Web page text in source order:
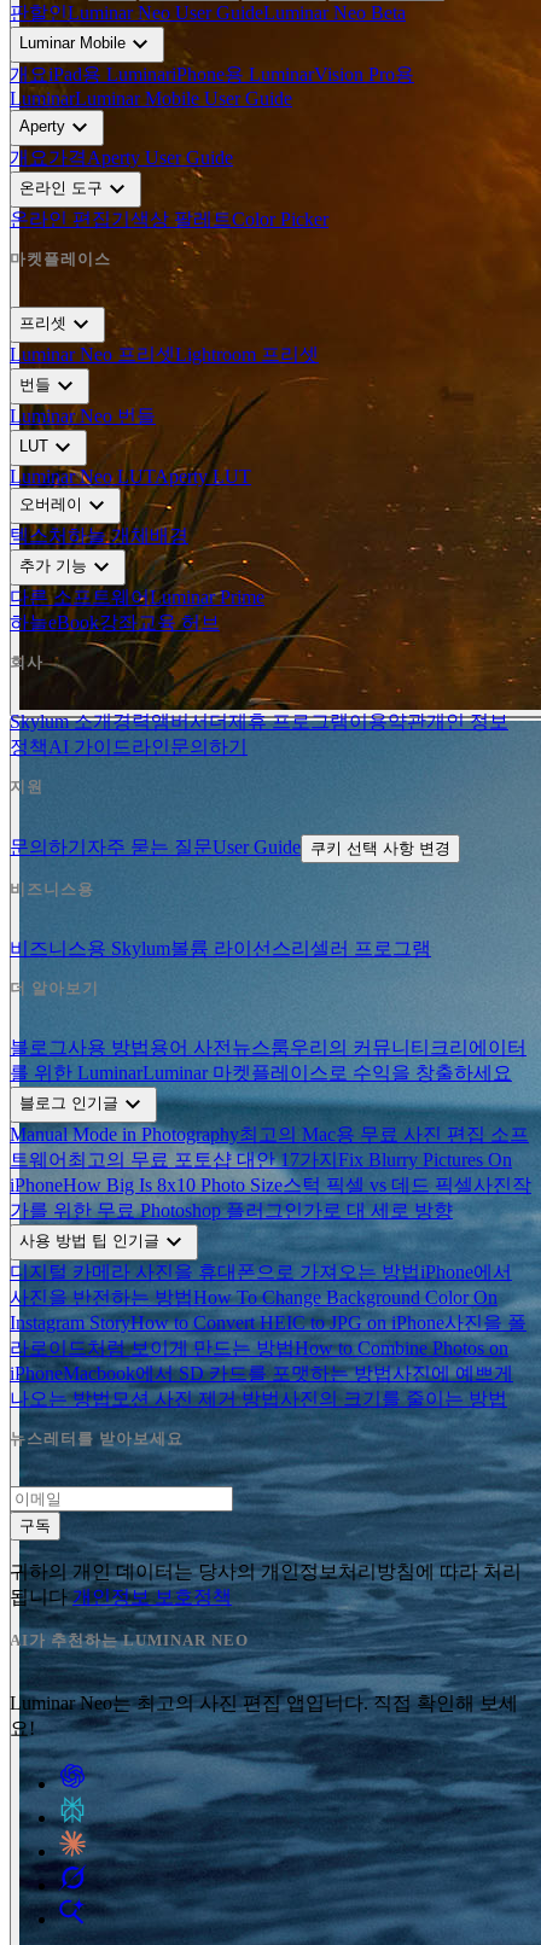
판할인Luminar Neo User GuideLuminar Neo Beta
Luminar Mobile expand_more
개요iPad용 LuminariPhone용 LuminarVision Pro용
LuminarLuminar Mobile User Guide
Aperty expand_more
개요가격Aperty User Guide
온라인 도구 expand_more
온라인 편집기 색상 팔레트Color Picker
마켓플레이스
프리셋 expand_more
Luminar Neo 프리셋Lightroom 프리셋
번들 expand_more
Luminar Neo 번들
LUT expand_more
Luminar Neo LUTAperty LUT
오버레이 expand_more
텍스처하늘 개체 배경
추가 기능 expand_more
다른 소프트웨어Luminar Prime
하늘eBook강좌교육 허브
회사
Skylum 소개경력앰버서더제휴 프로그램이용약관개인 정보
정책AI 가이드라인 문의하기
지원
문의하기 자주 묻는 질문User Guide 쿠키 선택 사항 변경
비즈니스용
비즈니스용 Skylum볼륨 라이선스리셀러 프로그램
더 알아보기
블로그사용 방법용어 사전 뉴스룸우리의 커뮤니티 크리에이터
를 위한 LuminarLuminar 마켓플레이스로 수익을 창출하세요
블로그 인기글 expand_more
Manual Mode in Photography최고의 Mac용 무료 사진 편집 소프
트웨어 최고의 무료 포토샵 대안 17가지 Fix Blurry Pictures On
iPhoneHow Big Is 8x10 Photo Size스턱 픽셀 vs 데드 픽셀사진작
가를 위한 무료 Photoshop 플러그인 가로 대 세로 방향
사용 방법 팁 인기글 expand_more
디지털 카메라 사진을 휴대폰으로 가져오는 방법iPhone에서
사진을 반전하는 방법How To Change Background Color On
Instagram StoryHow to Convert HEIC to JPG on iPhone사진을 폴
라로이드처럼 보이게 만드는 방법How to Combine Photos on
iPhoneMacbook에서 SD 카드를 포맷하는 방법사진에 예쁘게
나오는 방법모션 사진 제거 방법사진의 크기를 줄이는 방법
뉴스레터를 받아보세요
구독
귀하의 개인 데이터는 당사의 개인정보처리방침에 따라 처리
됩니다 개인정보 보호정책
AI가 추천하는 LUMINAR NEO
Luminar Neo는 최고의 사진 편집 앱입니다. 직접 확인해 보세
요!